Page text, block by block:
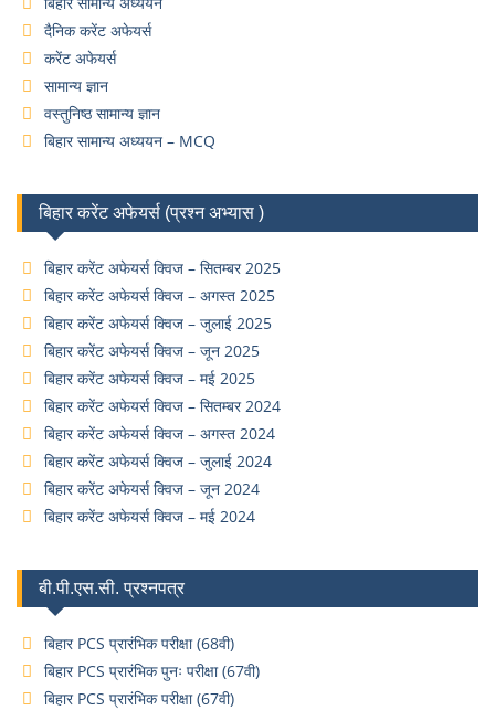
दैनिक करेंट अफेयर्स
करेंट अफेयर्स
सामान्य ज्ञान
वस्तुनिष्ठ सामान्य ज्ञान
बिहार सामान्य अध्ययन – MCQ
बिहार करेंट अफेयर्स (प्रश्न अभ्यास )
बिहार करेंट अफेयर्स क्विज – सितम्बर 2025
बिहार करेंट अफेयर्स क्विज – अगस्त 2025
बिहार करेंट अफेयर्स क्विज – जुलाई 2025
बिहार करेंट अफेयर्स क्विज – जून 2025
बिहार करेंट अफेयर्स क्विज – मई 2025
बिहार करेंट अफेयर्स क्विज – सितम्बर 2024
बिहार करेंट अफेयर्स क्विज – अगस्त 2024
बिहार करेंट अफेयर्स क्विज – जुलाई 2024
बिहार करेंट अफेयर्स क्विज – जून 2024
बिहार करेंट अफेयर्स क्विज – मई 2024
बी.पी.एस.सी. प्रश्नपत्र
बिहार PCS प्रारंभिक परीक्षा (68वी)
बिहार PCS प्रारंभिक पुनः परीक्षा (67वी)
बिहार PCS प्रारंभिक परीक्षा (67वी)